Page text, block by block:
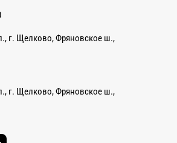
г. Щелково, Фряновское ш.,
г. Щелково, Фряновское ш.,